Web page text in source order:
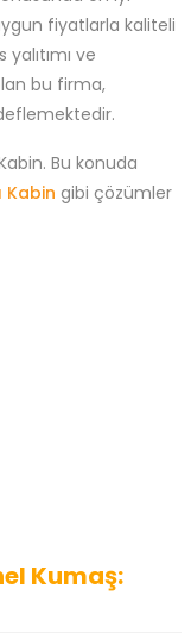
fiyatlarla kaliteli
ve
bu firma,
Bu konuda
Kabin gibi çözümler
Kumaş: